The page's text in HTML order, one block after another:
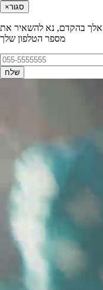
×סגור
אלך בהקדם, נא להשאיר את
מספר הטלפון שלך
שלח